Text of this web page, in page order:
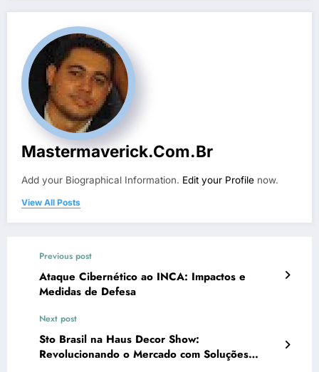
Mastermaverick.com.br
Add your Biographical Information. Edit your Profile now.
View All Posts
Previous post
Ataque Cibernético ao INCA: Impactos e
Medidas de Defesa
Next post
Sto Brasil na Haus Decor Show:
Revolucionando o Mercado com Soluções